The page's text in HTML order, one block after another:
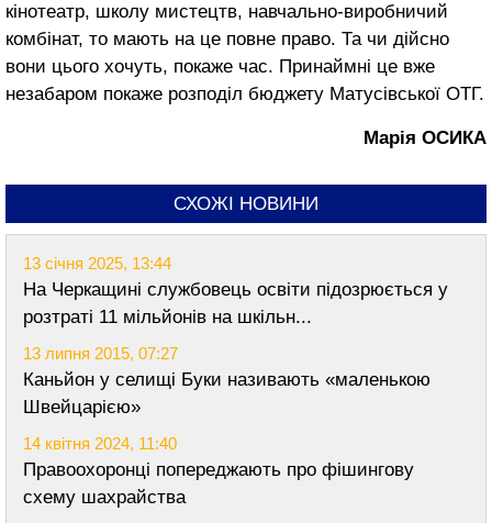
кінотеатр, школу мистецтв, навчально-виробничий
комбінат, то мають на це повне право. Та чи дійсно
вони цього хочуть, покаже час. Принаймні це вже
незабаром покаже розподіл бюджету Матусівської ОТГ.
Марія ОСИКА
СХОЖІ НОВИНИ
13 січня 2025, 13:44
На Черкащині службовець освіти підозрюється у
розтраті 11 мільйонів на шкільн...
13 липня 2015, 07:27
Каньйон у селищі Буки називають «маленькою
Швейцарією»
14 квітня 2024, 11:40
Правоохоронці попереджають про фішингову
схему шахрайства